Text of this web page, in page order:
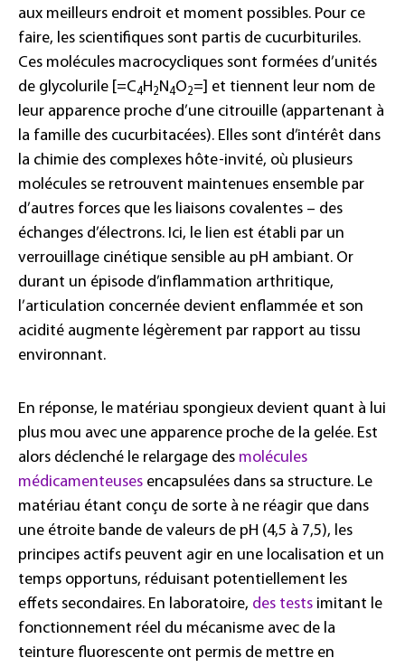
aux meilleurs endroit et moment possibles. Pour ce
faire, les scientifiques sont partis de cucurbituriles.
Ces molécules macrocycliques sont formées d’unités
de glycolurile [=C4H2N4O2=] et tiennent leur nom de
leur apparence proche d’une citrouille (appartenant à
la famille des cucurbitacées). Elles sont d’intérêt dans
la chimie des complexes hôte-invité, où plusieurs
molécules se retrouvent maintenues ensemble par
d’autres forces que les liaisons covalentes – des
échanges d’électrons. Ici, le lien est établi par un
verrouillage cinétique sensible au pH ambiant. Or
durant un épisode d’inflammation arthritique,
l’articulation concernée devient enflammée et son
acidité augmente légèrement par rapport au tissu
environnant.
En réponse, le matériau spongieux devient quant à lui
plus mou avec une apparence proche de la gelée. Est
alors déclenché le relargage des molécules
médicamenteuses encapsulées dans sa structure. Le
matériau étant conçu de sorte à ne réagir que dans
une étroite bande de valeurs de pH (4,5 à 7,5), les
principes actifs peuvent agir en une localisation et un
temps opportuns, réduisant potentiellement les
effets secondaires. En laboratoire, des tests imitant le
fonctionnement réel du mécanisme avec de la
teinture fluorescente ont permis de mettre en